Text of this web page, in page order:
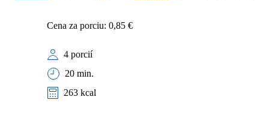
Cena za porciu: 0,85 €
4 porcií
20 min.
263 kcal